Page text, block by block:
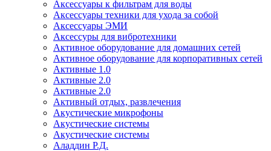
Аксессуары к фильтрам для воды
Аксессуары техники для ухода за собой
Аксессуары ЭМИ
Аксессуры для вибротехники
Активное оборудование для домашних сетей
Активное оборудование для корпоративных сетей
Активные 1.0
Активные 2.0
Активные 2.0
Активный отдых, развлечения
Акустические микрофоны
Акустические системы
Акустические системы
Аладдин Р.Д.